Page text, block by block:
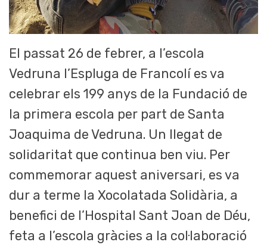
El passat 26 de febrer, a l’escola
Vedruna l’Espluga de Francolí es va
celebrar els 199 anys de la Fundació de
la primera escola per part de Santa
Joaquima de Vedruna. Un llegat de
solidaritat que continua ben viu. Per
commemorar aquest aniversari, es va
dur a terme la Xocolatada Solidària, a
benefici de l’Hospital Sant Joan de Déu,
feta a l’escola gràcies a la col·laboració